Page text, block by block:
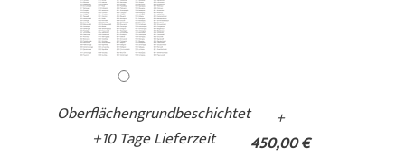
Oberflächengrundbeschichtet
+10 Tage Lieferzeit
+
450,00 €